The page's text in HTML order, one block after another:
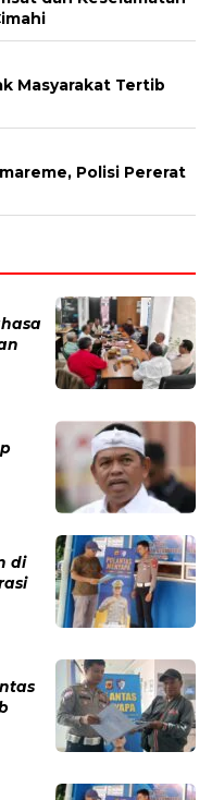
Masyarakat Tertib
Polisi Pererat
di